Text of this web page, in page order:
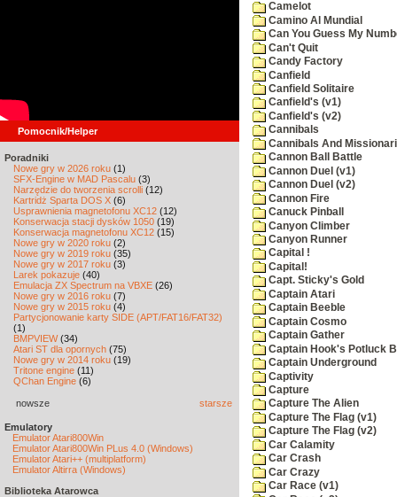
Pomocnik/Helper
Poradniki
Nowe gry w 2026 roku (1)
SFX-Engine w MAD Pascalu (3)
Narzędzie do tworzenia scrolli (12)
Kartridż Sparta DOS X (6)
Usprawnienia magnetofonu XC12 (12)
Konserwacja stacji dysków 1050 (19)
Konserwacja magnetofonu XC12 (15)
Nowe gry w 2020 roku (2)
Nowe gry w 2019 roku (35)
Nowe gry w 2017 roku (3)
Larek pokazuje (40)
Emulacja ZX Spectrum na VBXE (26)
Nowe gry w 2016 roku (7)
Nowe gry w 2015 roku (4)
Partycjonowanie karty SIDE (APT/FAT16/FAT32)
(1)
BMPVIEW(34)
Atari ST dla opornych (75)
Nowe gry w 2014 roku (19)
Tritone engine (11)
QChan Engine (6)
nowsze starsze
Emulatory
Emulator Atari800Win
Emulator Atari800Win PLus 4.0 (Windows)
Emulator Atari++ (multiplatform)
Emulator Altirra (Windows)
Biblioteka Atarowca
Camelot
Camino Al Mundial
Can You Guess My
Can't Quit
Candy Factory
Canfield
Canfield Solitaire
Canfield's (v1)
Canfield's (v2)
Cannibals
Cannibals And
Cannon Ball Battle
Cannon Duel (v1)
Cannon Duel (v2)
Cannon Fire
Canuck Pinball
Canyon Climber
Canyon Runner
Capital !
Capital!
Capt. Sticky's Gold
Captain Atari
Captain Beeble
Captain Cosmo
Captain Gather
Captain Hook's Potluck
Captain Underground
Captivity
Capture
Capture The Alien
Capture The Flag (v1)
Capture The Flag (v2)
Car Calamity
Car Crash
Car Crazy
Car Race (v1)